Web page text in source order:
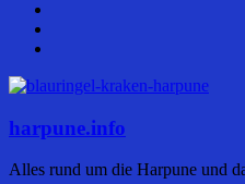
harpune.info
Alles rund um die Harpune und